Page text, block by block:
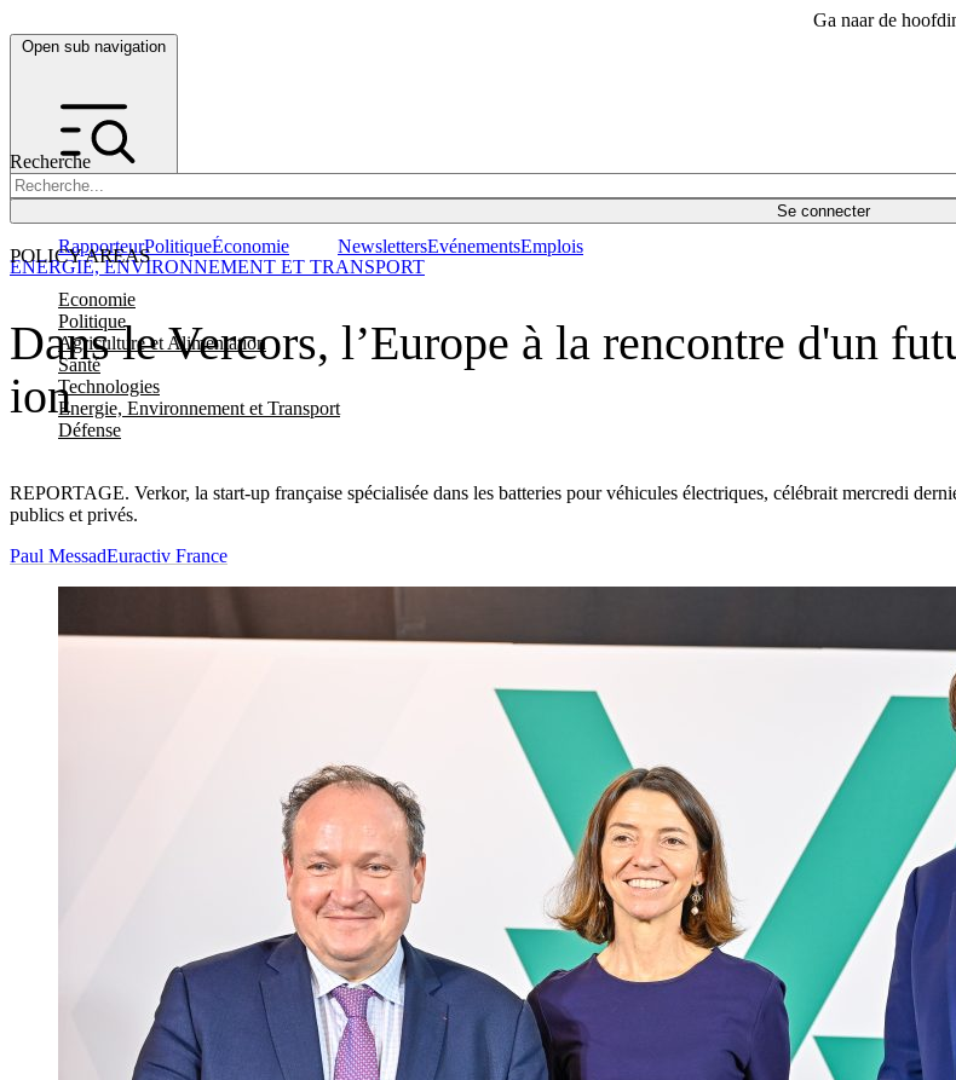
Ga naar de
Open sub navigation
Recherche
Se connecter
POLICY AREAS
Economie
Politique
Agriculture et Alimentation
Santé
Technologies
Energie, Environnement et Transport
Défense
RapporteurPolitiqueÉconomie NewslettersEvénementsEmplois
Dans le Vercors, l’Europe à la rencontre d'un
ion
REPORTAGE. Verkor, la start-up française spécialisée dans les batteries pour véhicules électriques, célébrait mercredi
publics et privés.
ENERGIE, ENVIRONNEMENT ET TRANSPORT
Paul MessadEuractiv France